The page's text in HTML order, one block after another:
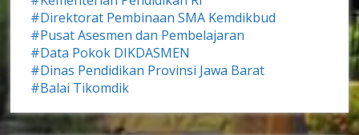
#Direktorat Pembinaan SMA Kemdikbud
#Pusat Asesmen dan Pembelajaran
#Data Pokok DIKDASMEN
#Dinas Pendidikan Provinsi Jawa Barat
#Balai Tikomdik